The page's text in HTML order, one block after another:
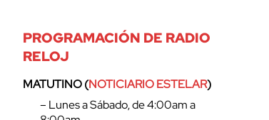
PROGRAMACIÓN DE RADIO
RELOJ
MATUTINO (NOTICIARIO ESTELAR)
– Lunes a Sábado, de 4:00am a